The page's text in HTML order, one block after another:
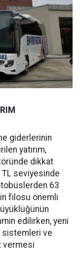
giderlerinin
yatırım,
dikkat
TL seviyesinde
63
filosu önemli
edilirken, yeni
sistemleri ve
vermesi